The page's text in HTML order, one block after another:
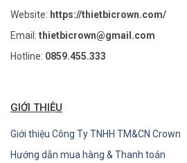
Website: https://thietbicrown.com/
Email: thietbicrown@gmail.com
Hotline: 0859.455.333
GIỚI THIỆU
Giới thiệu Công Ty TNHH TM&CN Crown
Hướng dẫn mua hàng & Thanh toán